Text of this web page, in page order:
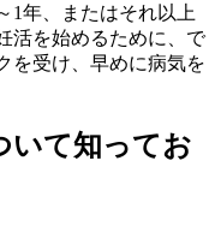
1年、またはそれ以上
活を始めるために、で
を受け、早めに病気を
いて知ってお